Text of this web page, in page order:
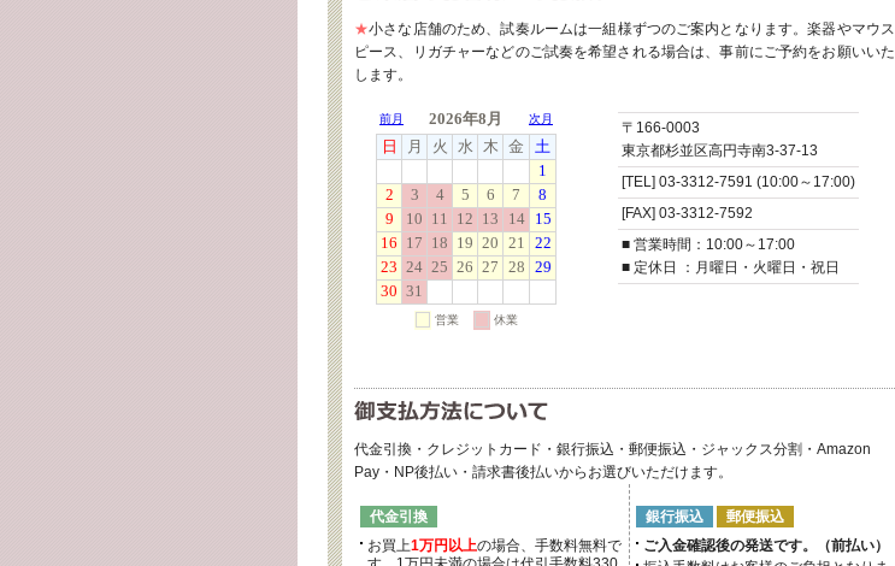
★小さな店舗のため、試奏ルームは一組様ずつのご案内となります。楽器やマウス
ピース、リガチャーなどのご試奏を希望される場合は、事前にご予約をお願いいた
します。
〒166-0003
東京都杉並区高円寺南3-37-13
[TEL] 03-3312-7591 (10:00～17:00)
[FAX] 03-3312-7592
■ 営業時間：10:00～17:00
■ 定休日 ：月曜日・火曜日・祝日
代金引換・クレジットカード・銀行振込・郵便振込・ジャックス分割・Amazon
Pay・NP後払い・請求書後払いからお選びいただけます。
代金引換
お買上1万円以上の場合、手数料無料で
銀行振込
郵便振込
ご入金確認後の発送です。（前払い）